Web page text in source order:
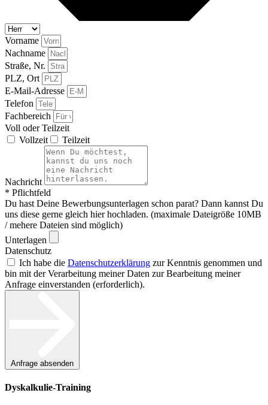
Vorname
Nachname
Straße, Nr.
PLZ, Ort
E-Mail-Adresse
Telefon
Fachbereich
Voll oder Teilzeit
Vollzeit
Teilzeit
Nachricht
* Pflichtfeld
Du hast Deine Bewerbungsunterlagen schon parat? Dann kannst Du
uns diese gerne gleich hier hochladen. (maximale Dateigröße 10MB
/ mehere Dateien sind möglich)
Unterlagen
Datenschutz
Ich habe die Datenschutzerklärung zur Kenntnis genommen und
bin mit der Verarbeitung meiner Daten zur Bearbeitung meiner
Anfrage einverstanden (erforderlich).
Anfrage absenden
Dyskalkulie-Training